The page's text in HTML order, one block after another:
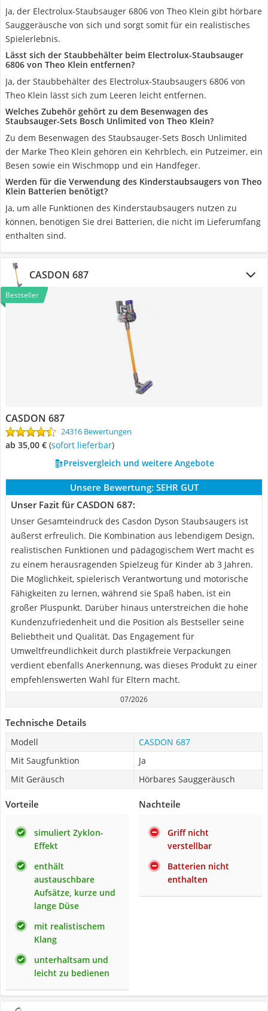
Ja, der Electrolux-Staubsauger 6806 von Theo Klein gibt hörbare
Sauggeräusche von sich und sorgt somit für ein realistisches
Spielerlebnis.
Lässt sich der Staubbehälter beim Electrolux-Staubsauger
6806 von Theo Klein entfernen?
Ja, der Staubbehälter des Electrolux-Staubsaugers 6806 von
Theo Klein lässt sich zum Leeren leicht entfernen.
Welches Zubehör gehört zu dem Besenwagen des
Staubsauger-Sets Bosch Unlimited von Theo Klein?
Zu dem Besenwagen des Staubsauger-Sets Bosch Unlimited
der Marke Theo Klein gehören ein Kehrblech, ein Putzeimer, ein
Besen sowie ein Wischmopp und ein Handfeger.
Werden für die Verwendung des Kinderstaubsaugers von Theo
Klein Batterien benötigt?
Ja, um alle Funktionen des Kinderstaubsaugers nutzen zu
können, benötigen Sie drei Batterien, die nicht im Lieferumfang
enthalten sind.
CASDON 687
Bestseller
CASDON 687
24316 Bewertungen
ab 35,00 € ( Sofort lieferbar)
Preisvergleich und weitere Angebote
Unsere Bewertung: SEHR GUT
Unser Fazit für CASDON 687:
Unser Gesamteindruck des Casdon Dyson Staubsaugers ist
äußerst erfreulich. Die Kombination aus lebendigem Design,
realistischen Funktionen und pädagogischem Wert macht es
zu einem herausragenden Spielzeug für Kinder ab 3 Jahren.
Die Möglichkeit, spielerisch Verantwortung und motorische
Fähigkeiten zu lernen, während sie Spaß haben, ist ein
großer Pluspunkt. Darüber hinaus unterstreichen die hohe
Kundenzufriedenheit und die Position als Bestseller seine
Beliebtheit und Qualität. Das Engagement für
Umweltfreundlichkeit durch plastikfreie Verpackungen
verdient ebenfalls Anerkennung, was dieses Produkt zu einer
empfehlenswerten Wahl für Eltern macht.
07/2026
Technische Details
Modell
CASDON 687
Mit Saugfunktion
Ja
Mit Geräusch
Hörbares Sauggeräusch
Vorteile
simuliert Zyklon-
Effekt
enthält
austauschbare
Aufsätze, kurze und
lange Düse
mit realistischem
Klang
unterhaltsam und
leicht zu bedienen
Nachteile
Griff nicht
verstellbar
Batterien nicht
enthalten